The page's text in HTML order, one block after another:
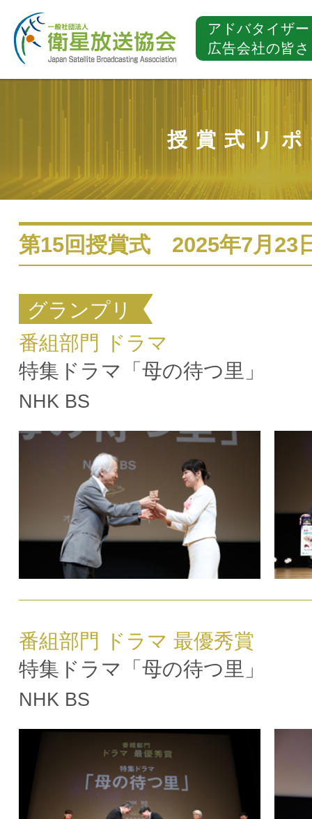
アドバタイザ
広告会社の皆
授賞式リ
第15回授賞式 2025年7月23
グランプリ
番組部門 ドラマ
特集ドラマ「母の待つ里」
NHK BS
番組部門 ドラマ 最優秀賞
特集ドラマ「母の待つ里」
NHK BS